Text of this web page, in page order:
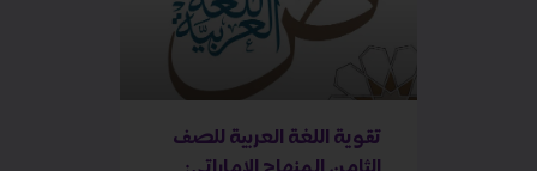
تقوية اللغة العربية للصف